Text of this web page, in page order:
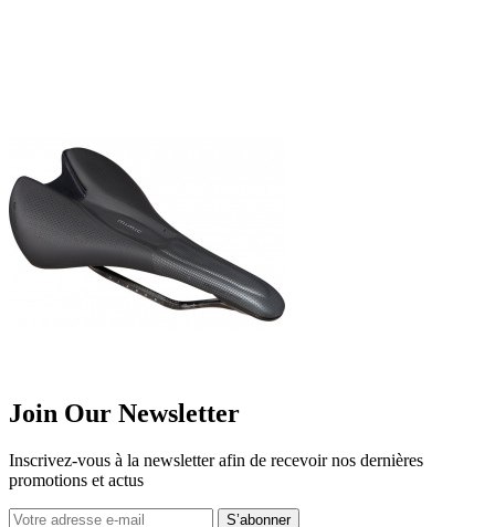
Join Our Newsletter
Inscrivez-vous à la newsletter afin de recevoir nos dernières
promotions et actus